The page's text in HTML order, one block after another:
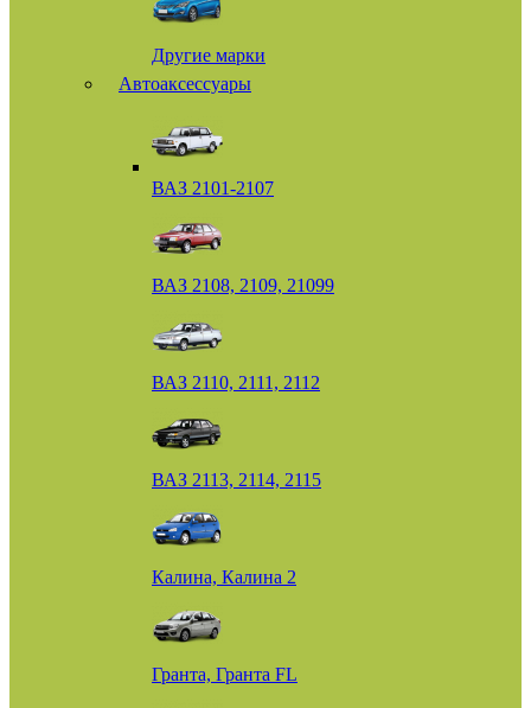
Другие марки
Автоаксессуары
ВАЗ 2101-2107
ВАЗ 2108, 2109, 21099
ВАЗ 2110, 2111, 2112
ВАЗ 2113, 2114, 2115
Калина, Калина 2
Гранта, Гранта FL